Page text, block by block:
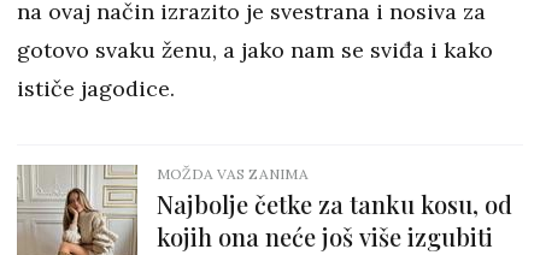
na ovaj način izrazito je svestrana i nosiva za
gotovo svaku ženu, a jako nam se sviđa i kako
ističe jagodice.
MOŽDA VAS ZANIMA
Najbolje četke za tanku kosu, od
kojih ona neće još više izgubiti